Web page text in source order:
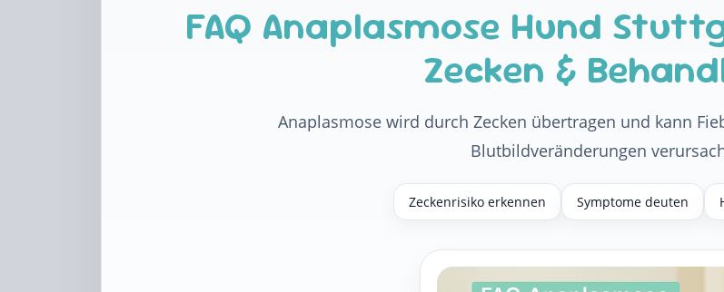
FAQ Anaplasmose Hund
Zecken &
Anaplasmose wird durch Zecken übertragen und kann
Blutbildveränderungen
Zeckenrisiko erkennen Symptome deuten